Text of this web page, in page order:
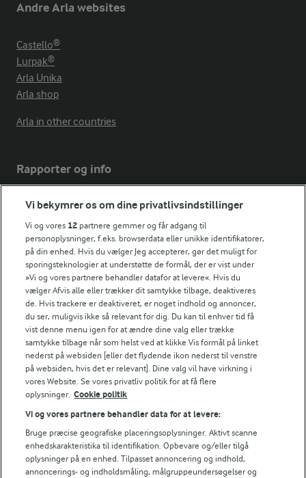
Andre Arla websites
Castello®
Lurpak®
Arla Unika
Arla shop
Arla in other countries
Rapporter og info
Årsrapport
FarmAhead™ Check rapport
Andelshaverinfo: Mælkepris
Fødevarestyrelsens smiley-rapporter for Arla Foods
Fødevarestyrelsens smiley-rapporter for Jörd
Fødevarestyrelsens smiley-rapporter for Lurpak PB
Følg
© 2026 Arla Foods
Vi bekymrer os om dine privatlivsindstillinger
Vi og vores 12 partnere gemmer og får adgang til
personoplysninger, f.eks. browserdata eller unikke identifikatorer,
på din enhed. Hvis du vælger Jeg accepterer, gør det muligt for
sporingsteknologier at understøtte de formål, der er vist under
»Vi og vores partnere behandler datafor at levere«. Hvis du
vælger Afvis alle eller trækker dit samtykke tilbage, deaktiveres
de. Hvis trackere er deaktiveret, er noget indhold og annoncer,
du ser, muligvis ikke så relevant for dig. Du kan til enhver tid få
vist denne menu igen for at ændre dine valg eller trække
samtykke tilbage når som helst ved at klikke Vis formål på linket
nederst på websiden [eller det flydende ikon nederst til venstre
på websiden, hvis det er relevant]. Dine valg vil have virkning i
vores Website. Se vores privatliv politik for at få flere
oplysninger. Cookie politik
Vi og vores partnere behandler data for at levere:
Bruge præcise geografiske placeringsoplysninger. Aktivt scanne
enhedskarakteristika til identifikation. Opbevare og/eller tilgå
oplysninger på en enhed. Tilpasset annoncering og indhold,
annoncerings- og indholdsmåling, målgruppeundersøgelser og